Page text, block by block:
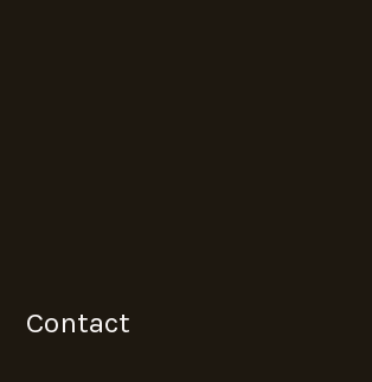
Contact